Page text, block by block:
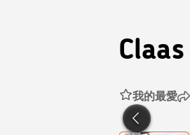
Claas
我的最愛